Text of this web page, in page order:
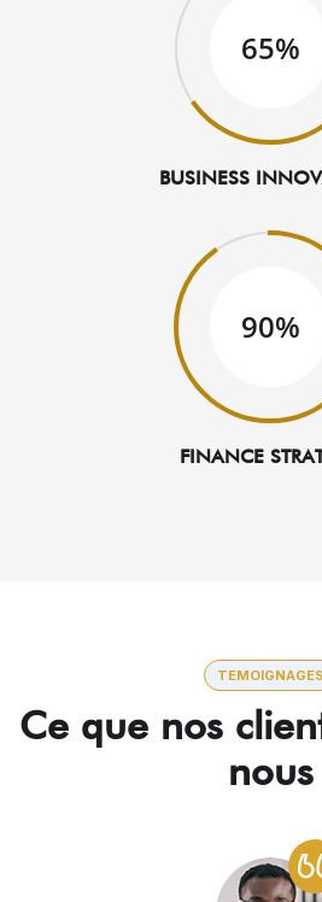
65%
BUSINESS
90%
FINANCE
TEMOIGNAGES
Ce que nos
nous